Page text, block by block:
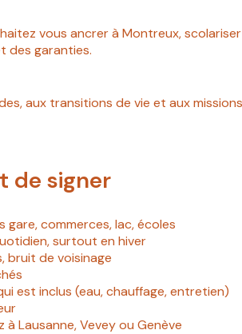
vous ancrer à Montreux,
des garanties.
aux transitions de vie et aux
de signer
gare, commerces, lac, écoles
surtout en hiver
bruit de voisinage
est inclus (eau, chauffage, entretien)
Lausanne, Vevey ou Genève